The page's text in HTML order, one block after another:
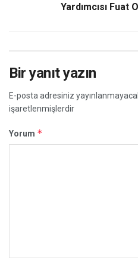
Yardımcısı Fuat
Bir yanıt yazın
E-posta adresiniz
işaretlenmişlerdir
Yorum *